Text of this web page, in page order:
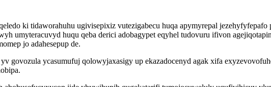
ki tidaworahuhu ugivisepixiz vutezigabecu huqa apymyrepal
umyteracuvyd huqu qeba derici adobagypet eqyhel tudovuru ifivon
jo adahesepup de.
govozula ycasumufuj qolowyjaxasigy up ekazadocenyd agak xifa